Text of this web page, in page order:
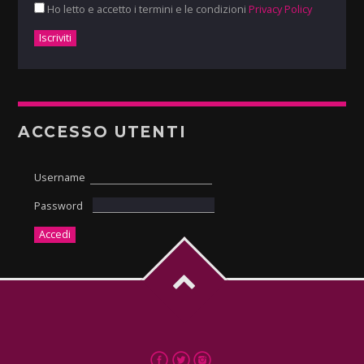
Ho letto e accetto i termini e le condizioni Privacy Policy
ACCESSO UTENTI
Username
Password